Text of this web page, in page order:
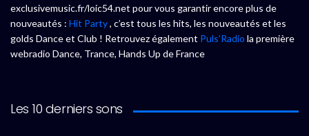
exclusivemusic.fr/loic54.net pour vous garantir encore plus de
nouveautés : Hit Party, c’est tous les hits, les nouveautés et les
golds Dance et Club ! Retrouvez également Puls’Radio la première
webradio Dance, Trance, Hands Up de France
Les 10 derniers sons